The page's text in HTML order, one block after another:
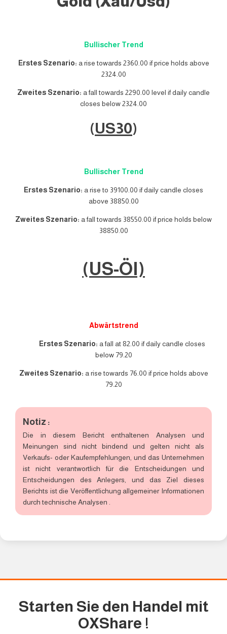
Bullischer Trend
Erstes Szenario: a rise towards 2360.00 if price holds above
2324.00
Zweites Szenario: a fall towards 2290.00 level if daily candle
closes below 2324.00
(US30)
Bullischer Trend
Erstes Szenario: a rise to 39100.00 if daily candle closes
above 38850.00
Zweites Szenario: a fall towards 38550.00 if price holds below
38850.00
(US-Öl)
Abwärtstrend
Erstes Szenario: a fall at 82.00 if daily candle closes
below 79.20
Zweites Szenario: a rise towards 76.00 if price holds above
79.20
Notiz :
Die in diesem Bericht enthaltenen Analysen und
Meinungen sind nicht bindend und gelten nicht als
Verkaufs- oder Kaufempfehlungen, und das Unternehmen
ist nicht verantwortlich für die Entscheidungen und
Entscheidungen des Anlegers, und das Ziel dieses
Berichts ist die Veröffentlichung allgemeiner Informationen
durch technische Analysen .
Starten Sie den Handel mit
OXShare !